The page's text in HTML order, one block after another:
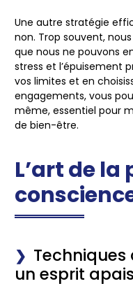
Une autre stratégie
non. Trop souvent,
que nous ne pouvons
stress et l’épuisement
vos limites et en
engagements, vous
même, essentiel pour
de bien-être.
L’art de la
un esprit